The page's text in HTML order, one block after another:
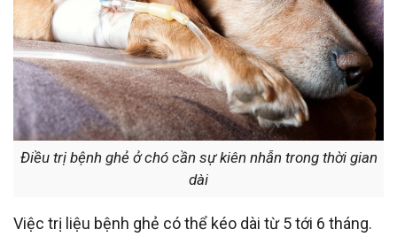
Điều trị bệnh ghẻ ở chó cần sự kiên nhẫn trong thời gian
dài
Việc trị liệu bệnh ghẻ có thể kéo dài từ 5 tới 6 tháng.